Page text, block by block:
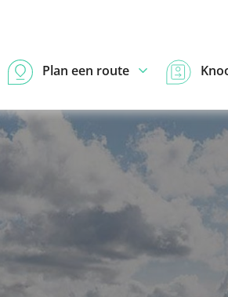
Plan een route